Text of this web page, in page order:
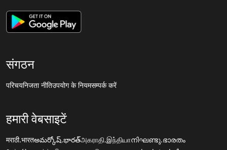
संगठन
परिचयनिजता नीतिउपयोग के नियमसम्पर्क करें
हमारी वेबसाइटें
मराठी.भारतఅమర్కోష్.భారత్அகராதி.இந்தியாനിഘണ്ടു.ഭാരതം